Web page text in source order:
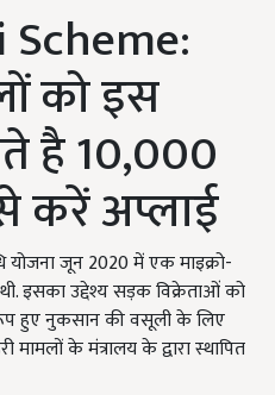
को इस
है 10,000
करें अप्लाई
योजना जून 2020 में एक माइक्रो-
इसका उद्देश्य सड़क विक्रेताओं को
हुए नुकसान की वसूली के लिए
के मंत्रालय के द्वारा स्थापित